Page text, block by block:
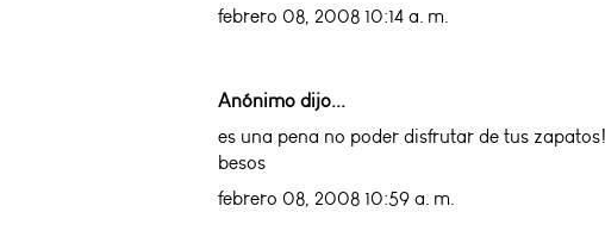
febrero 08, 2008 10:14 a. m.
Anónimo dijo...
es una pena no poder disfrutar de tus
besos
febrero 08, 2008 10:59 a. m.